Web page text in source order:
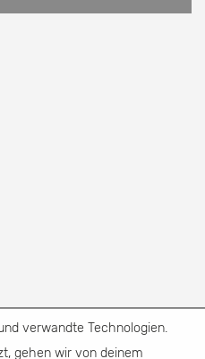
verwandte Technologien.
gehen wir von deinem